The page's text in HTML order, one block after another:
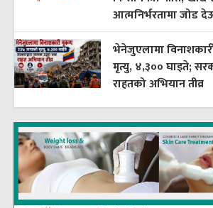
आत्मनिर्भरतामा जोड
भेनेजुएलामा
मृत्यु, ४,३०० घाइते;
राहतको अभियान तीव्र